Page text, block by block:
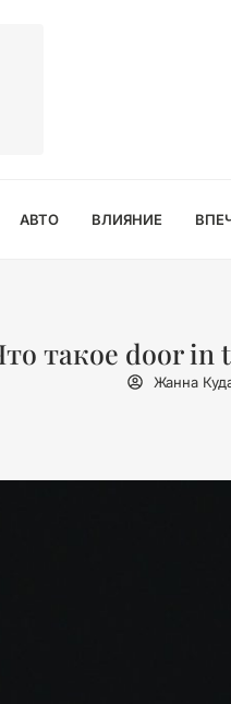
АВТО ВЛИЯНИЕ
такое door in
Жанна